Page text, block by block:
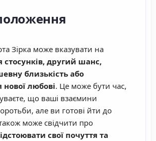
Зірка може вказувати на
стосунків, другий шанс,
близькість або
любові. Це може бути час,
що ваші взаємини
але ви готові йти до
може свідчити про
свої почуття та